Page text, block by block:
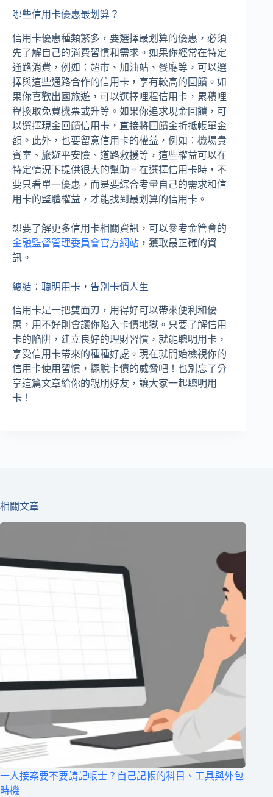
哪些信用卡優惠最划算？
信用卡優惠種類繁多，要選擇最划算的優惠，必須
先了解自己的消費習慣和需求。如果你經常在特定
通路消費，例如：超市、加油站、餐廳等，可以選
擇與這些通路合作的信用卡，享有較高的回饋。如
果你喜歡出國旅遊，可以選擇哩程信用卡，累積哩
程換取免費機票或升等。如果你追求現金回饋，可
以選擇現金回饋信用卡，直接將回饋金折抵帳單金
額。此外，也要留意信用卡的權益，例如：機場貴
賓室、旅遊平安險、道路救援等，這些權益可以在
特定情況下提供很大的幫助。在選擇信用卡時，不
要只看單一優惠，而是要綜合考量自己的需求和信
用卡的整體權益，才能找到最划算的信用卡。
想要了解更多信用卡相關資訊，可以參考金管會的
金融監督管理委員會官方網站 ，獲取最正確的資
訊。
總結：聰明用卡，告別卡債人生
信用卡是一把雙面刃，用得好可以帶來便利和優
惠，用不好則會讓你陷入卡債地獄。只要了解信用
卡的陷阱，建立良好的理財習慣，就能聰明用卡，
享受信用卡帶來的種種好處。現在就開始檢視你的
信用卡使用習慣，擺脫卡債的威脅吧！也別忘了分
享這篇文章給你的親朋好友，讓大家一起聰明用
卡！
相關文章
一人接案要不要請記帳士？自己記帳的科目、工具與外包
時機